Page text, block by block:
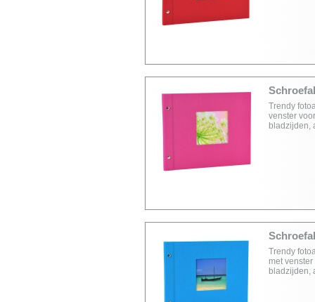
Trendy
venster
bladzijden,
Trendy
met
bladzijden,